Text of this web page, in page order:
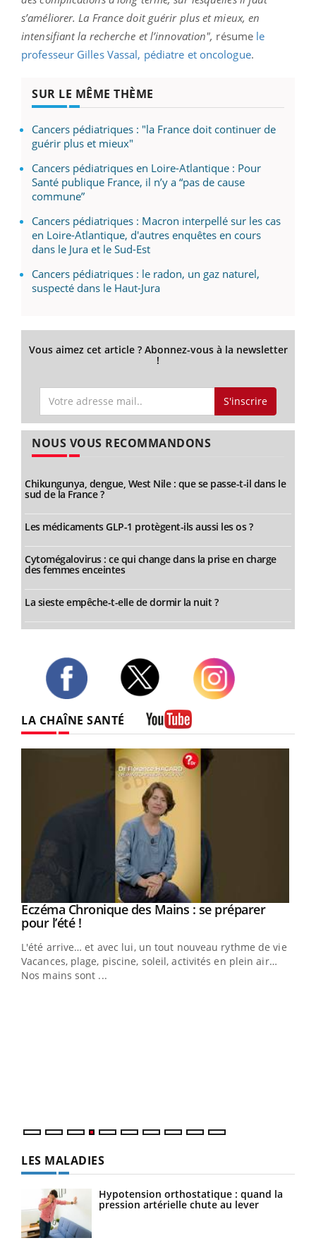
s’améliorer. La France doit guérir plus et mieux, en
intensifiant la recherche et l’innovation", résume le
professeur Gilles Vassal, pédiatre et oncologue.
SUR LE MÊME THÈME
Cancers pédiatriques : "la France doit continuer de
guérir plus et mieux"
Cancers pédiatriques en Loire-Atlantique : Pour
Santé publique France, il n’y a “pas de cause
commune”
Cancers pédiatriques : Macron interpellé sur les cas
en Loire-Atlantique, d'autres enquêtes en cours
dans le Jura et le Sud-Est
Cancers pédiatriques : le radon, un gaz naturel,
suspecté dans le Haut-Jura
Vous aimez cet article ? Abonnez-vous à la newsletter
!
S'inscrire
NOUS VOUS RECOMMANDONS
Chikungunya, dengue, West Nile : que se passe-t-il dans le
sud de la France ?
Les médicaments GLP-1 protègent-ils aussi les os ?
Cytomégalovirus : ce qui change dans la prise en charge
des femmes enceintes
La sieste empêche-t-elle de dormir la nuit ?
LA CHAÎNE SANTÉ
Youtube
Eczéma Chronique des Mains : se préparer
pour l’été !Youtube
L'été arrive… et avec lui, un tout nouveau rythme de vie !
Vacances, plage, piscine, soleil, activités en plein air…
Nos mains sont ...
LES MALADIES
Hypotension orthostatique : quand la
pression artérielle chute au lever